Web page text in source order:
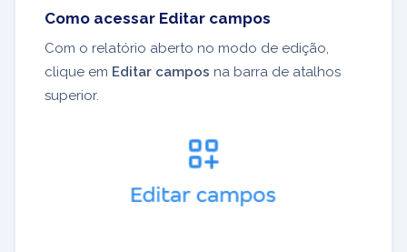
Como acessar Editar campos
Com o relatório aberto no modo de edição,
clique em Editar campos na barra de atalhos
superior.